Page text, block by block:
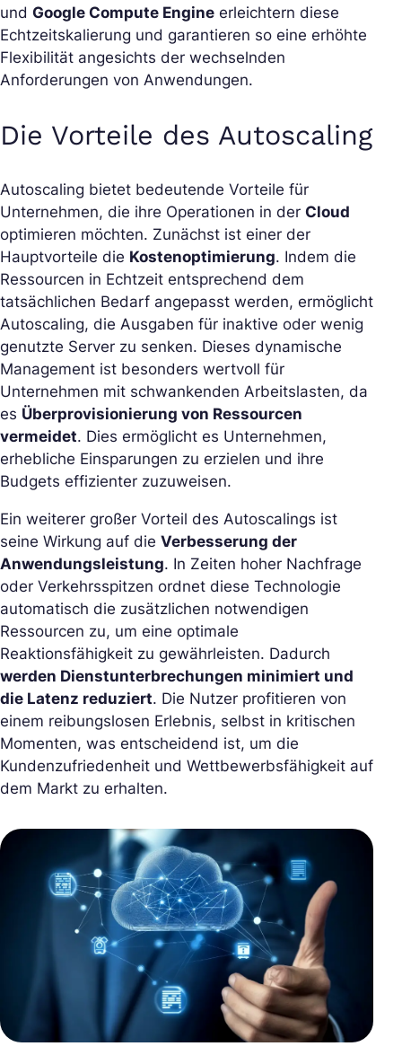
und Google Compute Engine erleichtern diese
Echtzeitskalierung und garantieren so eine erhöhte
Flexibilität angesichts der wechselnden
Anforderungen von Anwendungen.
Die Vorteile des Autoscaling
Autoscaling bietet bedeutende Vorteile für
Unternehmen, die ihre Operationen in der Cloud
optimieren möchten. Zunächst ist einer der
Hauptvorteile die Kostenoptimierung. Indem die
Ressourcen in Echtzeit entsprechend dem
tatsächlichen Bedarf angepasst werden, ermöglicht
Autoscaling, die Ausgaben für inaktive oder wenig
genutzte Server zu senken. Dieses dynamische
Management ist besonders wertvoll für
Unternehmen mit schwankenden Arbeitslasten, da
es Überprovisionierung von Ressourcen
vermeidet. Dies ermöglicht es Unternehmen,
erhebliche Einsparungen zu erzielen und ihre
Budgets effizienter zuzuweisen.
Ein weiterer großer Vorteil des Autoscalings ist
seine Wirkung auf die Verbesserung der
Anwendungsleistung. In Zeiten hoher Nachfrage
oder Verkehrsspitzen ordnet diese Technologie
automatisch die zusätzlichen notwendigen
Ressourcen zu, um eine optimale
Reaktionsfähigkeit zu gewährleisten. Dadurch
werden Dienstunterbrechungen minimiert und
die Latenz reduziert. Die Nutzer profitieren von
einem reibungslosen Erlebnis, selbst in kritischen
Momenten, was entscheidend ist, um die
Kundenzufriedenheit und Wettbewerbsfähigkeit auf
dem Markt zu erhalten.